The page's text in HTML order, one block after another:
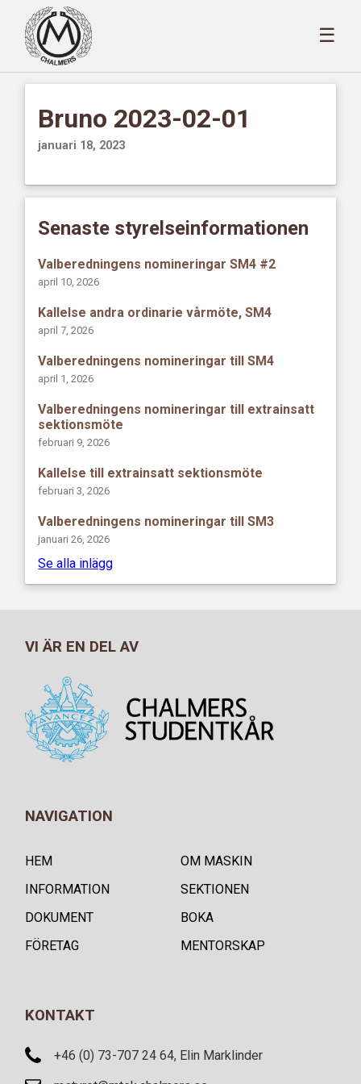
☰
Bruno 2023-02-01
januari 18, 2023
Senaste styrelseinformationen
Valberedningens nomineringar SM4 #2
april 10, 2026
Kallelse andra ordinarie vårmöte, SM4
april 7, 2026
Valberedningens nomineringar till SM4
april 1, 2026
Valberedningens nomineringar till extrainsatt
sektionsmöte
februari 9, 2026
Kallelse till extrainsatt sektionsmöte
februari 3, 2026
Valberedningens nomineringar till SM3
januari 26, 2026
Se alla inlägg
VI ÄR EN DEL AV
NAVIGATION
HEM
OM MASKIN
INFORMATION
SEKTIONEN
DOKUMENT
BOKA
FÖRETAG
MENTORSKAP
KONTAKT
+46 (0) 73-707 24 64, Elin Marklinder